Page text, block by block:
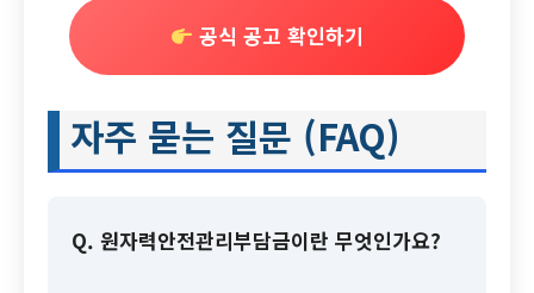
공식 공고 확인하기
자주 묻는 질문 (FAQ)
Q. 원자력안전관리부담금이란 무엇인가요?